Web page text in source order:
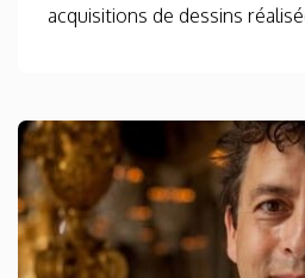
acquisitions de dessins